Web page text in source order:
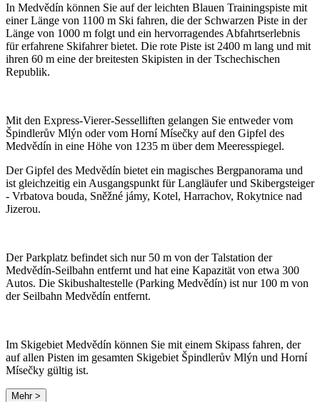
In Medvědín können Sie auf der leichten Blauen Trainingspiste mit
einer Länge von 1100 m Ski fahren, die der Schwarzen Piste in der
Länge von 1000 m folgt und ein hervorragendes Abfahrtserlebnis
für erfahrene Skifahrer bietet. Die rote Piste ist 2400 m lang und mit
ihren 60 m eine der breitesten Skipisten in der Tschechischen
Republik.
Mit den Express-Vierer-Sesselliften gelangen Sie entweder vom
Špindlerův Mlýn oder vom Horní Mísečky auf den Gipfel des
Medvědín in eine Höhe von 1235 m über dem Meeresspiegel.
Der Gipfel des Medvědín bietet ein magisches Bergpanorama und
ist gleichzeitig ein Ausgangspunkt für Langläufer und Skibergsteiger
- Vrbatova bouda, Sněžné jámy, Kotel, Harrachov, Rokytnice nad
Jizerou.
Der Parkplatz befindet sich nur 50 m von der Talstation der
Medvědín-Seilbahn entfernt und hat eine Kapazität von etwa 300
Autos. Die Skibushaltestelle (Parking Medvědín) ist nur 100 m von
der Seilbahn Medvědín entfernt.
Im Skigebiet Medvědín können Sie mit einem Skipass fahren, der
auf allen Pisten im gesamten Skigebiet Špindlerův Mlýn und Horní
Mísečky gültig ist.
Mehr >